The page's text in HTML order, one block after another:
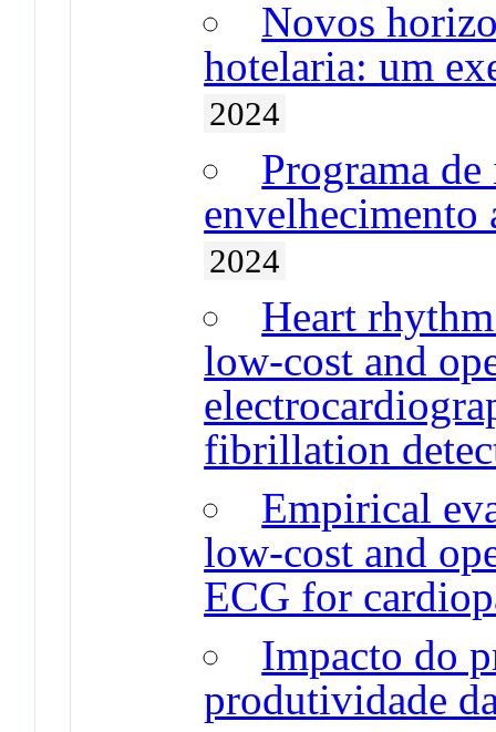
Novos
hotelaria: um
2024
Programa
2024
Heart
low-cost and
fibrillation
Empirical
low-cost and
ECG for
Impacto do
produtividade